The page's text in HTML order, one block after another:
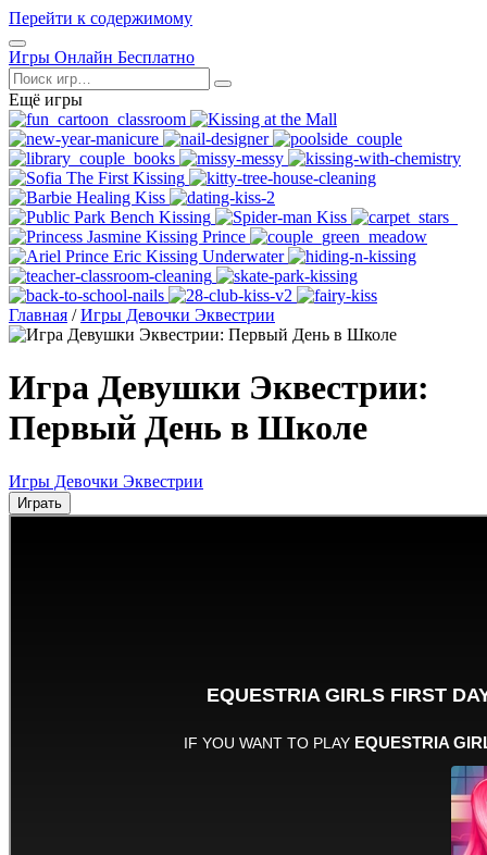
Перейти к содержимому
Открыть
меню
Игры Онлайн Бесплатно
Поиск
Ещё игры
Главная / Игры Девочки Эквестрии
Игра Девушки Эквестрии:
Первый День в Школе
Игры Девочки Эквестрии
Играть